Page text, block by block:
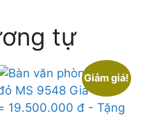
tự
Giảm giá!